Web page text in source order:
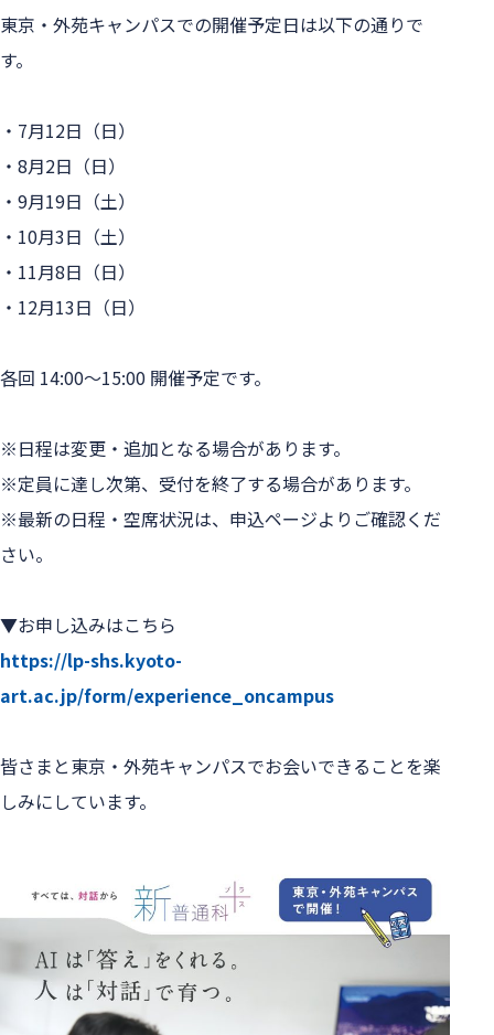
東京・外苑キャンパスでの開催予定日は以下の通りで
す。
・7月12日（日）
・8月2日（日）
・9月19日（土）
・10月3日（土）
・11月8日（日）
・12月13日（日）
各回 14:00〜15:00 開催予定です。
※日程は変更・追加となる場合があります。
※定員に達し次第、受付を終了する場合があります。
※最新の日程・空席状況は、申込ページよりご確認くだ
さい。
https://lp-shs.kyoto-
art.ac.jp/form/experience_oncampus
皆さまと東京・外苑キャンパスでお会いできることを楽
しみにしています。